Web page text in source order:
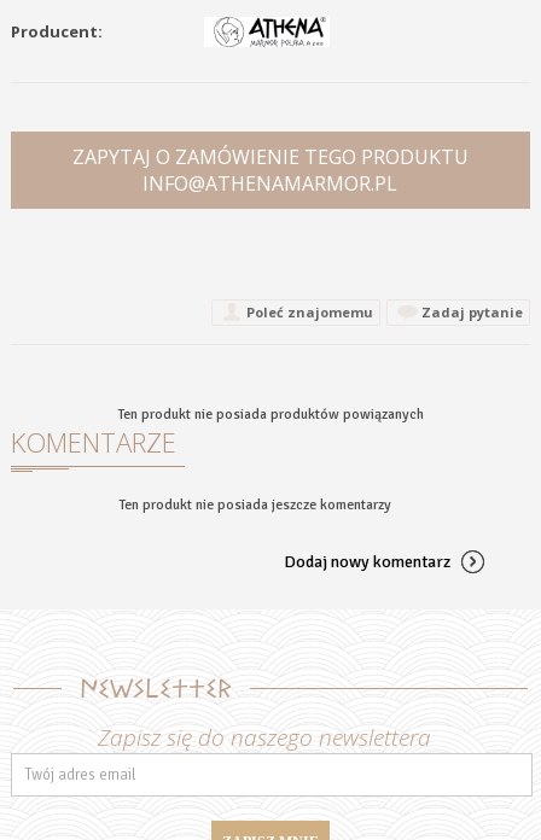
Producent:
ZAPYTAJ O ZAMÓWIENIE TEGO PRODUKTU
INFO@ATHENAMARMOR.PL
Poleć znajomemu Zadaj pytanie
Ten produkt nie posiada produktów powiązanych
KOMENTARZE
Ten produkt nie posiada jeszcze komentarzy
Dodaj nowy komentarz
Newsletter
Zapisz się do naszego newslettera